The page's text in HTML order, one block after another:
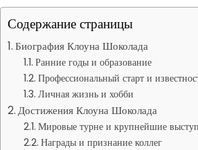
Содержание страницы
Биография Клоуна Шоколада
Ранние годы и образование
Профессиональный старт и
Личная жизнь и хобби
Достижения Клоуна Шоколада
Мировые турне и крупнейшие
Награды и признание коллег